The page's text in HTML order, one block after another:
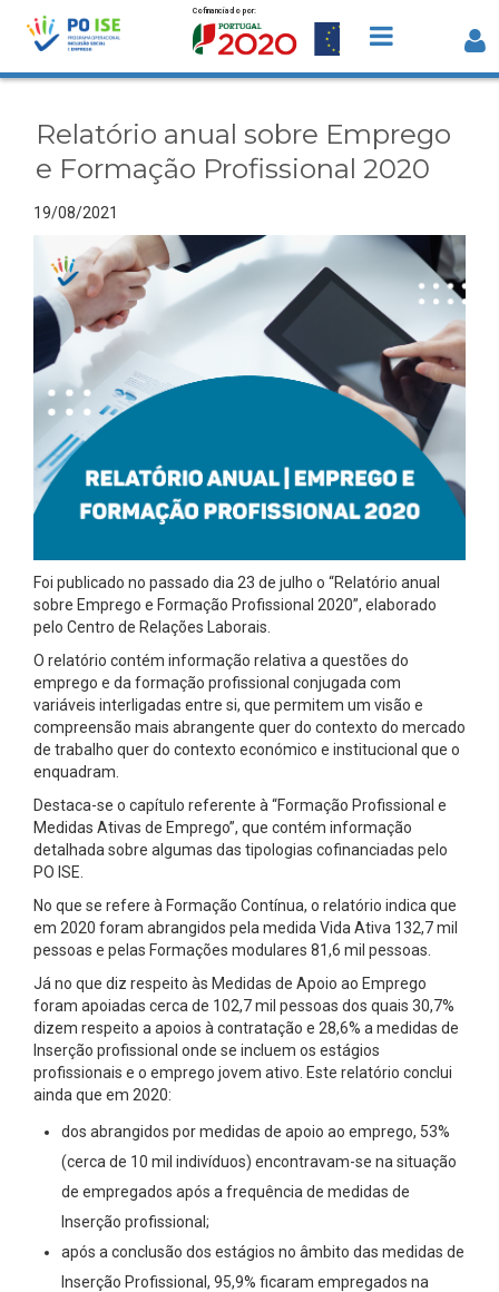
Saltar para o conteúdo
Formação Profissional 2020 - Detalhe
da Notícia
Cofinanciado por:
Relatório anual sobre Emprego
e Formação Profissional 2020
19/08/2021
Foi publicado no passado dia 23 de julho o “Relatório anual
sobre Emprego e Formação Profissional 2020”, elaborado
pelo Centro de Relações Laborais.
O relatório contém informação relativa a questões do
emprego e da formação profissional conjugada com
variáveis interligadas entre si, que permitem um visão e
compreensão mais abrangente quer do contexto do mercado
de trabalho quer do contexto económico e institucional que o
enquadram.
Destaca-se o capítulo referente à “Formação Profissional e
Medidas Ativas de Emprego”, que contém informação
detalhada sobre algumas das tipologias cofinanciadas pelo
PO ISE.
No que se refere à Formação Contínua, o relatório indica que
em 2020 foram abrangidos pela medida Vida Ativa 132,7 mil
pessoas e pelas Formações modulares 81,6 mil pessoas.
Já no que diz respeito às Medidas de Apoio ao Emprego
foram apoiadas cerca de 102,7 mil pessoas dos quais 30,7%
dizem respeito a apoios à contratação e 28,6% a medidas de
Inserção profissional onde se incluem os estágios
profissionais e o emprego jovem ativo. Este relatório conclui
ainda que em 2020:
dos abrangidos por medidas de apoio ao emprego, 53%
(cerca de 10 mil indivíduos) encontravam-se na situação
de empregados após a frequência de medidas de
Inserção profissional;
após a conclusão dos estágios no âmbito das medidas de
Inserção Profissional, 95,9% ficaram empregados na